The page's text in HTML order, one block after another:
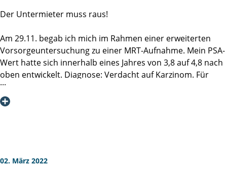
Der Untermieter muss raus!
Am 29.11. begab ich mich im Rahmen einer erweiterten
Vorsorgeuntersuchung zu einer MRT-Aufnahme. Mein PSA-
Wert hatte sich innerhalb eines Jahres von 3,8 auf 4,8 nach
oben entwickelt. Diagnose: Verdacht auf Karzinom. Für
mich eine völlig überraschende und niederschmetternde
Erkenntnis, damit hatte ich nicht gerechnet. Nächste
ohne Vertrag.
02. März 2022